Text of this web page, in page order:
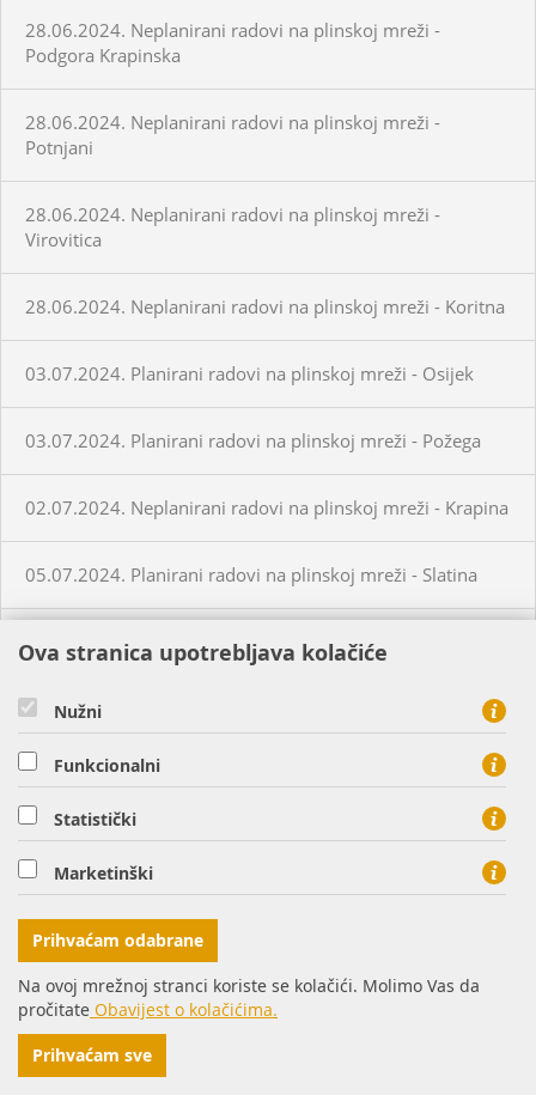
28.06.2024. Neplanirani radovi na plinskoj mreži -
Podgora Krapinska
28.06.2024. Neplanirani radovi na plinskoj mreži -
Potnjani
28.06.2024. Neplanirani radovi na plinskoj mreži -
Virovitica
28.06.2024. Neplanirani radovi na plinskoj mreži - Koritna
03.07.2024. Planirani radovi na plinskoj mreži - Osijek
03.07.2024. Planirani radovi na plinskoj mreži - Požega
02.07.2024. Neplanirani radovi na plinskoj mreži - Krapina
05.07.2024. Planirani radovi na plinskoj mreži - Slatina
03.07.2024. Planirani radovi na plinskoj mreži - Višnjevac
03.07.2024. Planirani radovi na plinskoj mreži - Virovitica
03.07.2024. Planirani radovi na plinskoj mreži - Virovitica
03.07.2024. Planirani radovi na plinskoj mreži - Pakrac
mreži - Sirač
03.07.2024. Neplanirani radovi na plinskoj mreži - Lozan
04.07.2024. Planirani radovi na plinskoj mreži - Osijek
Ova stranica upotrebljava kolačiće
Nužni
Funkcionalni
Statistički
Marketinški
Prihvaćam odabrane
Na ovoj mrežnoj stranci koriste se kolačići. Molimo Vas da
pročitate Obavijest o kolačićima.
Prihvaćam sve